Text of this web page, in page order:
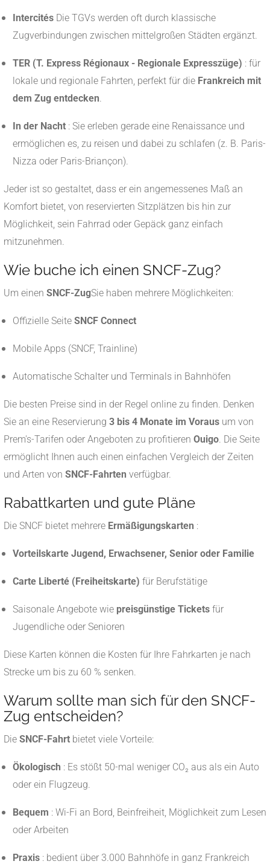
Intercités Die TGVs werden oft durch klassische
Zugverbindungen zwischen mittelgroßen Städten ergänzt.
TER (T. Express Régionaux - Regionale Expresszüge) : für
lokale und regionale Fahrten, perfekt für die Frankreich mit
dem Zug entdecken.
In der Nacht : Sie erleben gerade eine Renaissance und
ermöglichen es, zu reisen und dabei zu schlafen (z. B. Paris-
Nizza oder Paris-Briançon).
Jeder ist so gestaltet, dass er ein angemessenes Maß an
Komfort bietet, von reservierten Sitzplätzen bis hin zur
Möglichkeit, sein Fahrrad oder Gepäck ganz einfach
mitzunehmen.
Wie buche ich einen SNCF-Zug?
Um einen SNCF-ZugSie haben mehrere Möglichkeiten:
Offizielle Seite SNCF Connect
Mobile Apps (SNCF, Trainline)
Automatische Schalter und Terminals in Bahnhöfen
Die besten Preise sind in der Regel online zu finden. Denken
Sie an eine Reservierung 3 bis 4 Monate im Voraus um von
Prem's-Tarifen oder Angeboten zu profitieren Ouigo. Die Seite
ermöglicht Ihnen auch einen einfachen Vergleich der Zeiten
und Arten von SNCF-Fahrten verfügbar.
Rabattkarten und gute Pläne
Die SNCF bietet mehrere Ermäßigungskarten :
Vorteilskarte Jugend, Erwachsener, Senior oder Familie
Carte Liberté (Freiheitskarte) für Berufstätige
Saisonale Angebote wie preisgünstige Tickets für
Jugendliche oder Senioren
Diese Karten können die Kosten für Ihre Fahrkarten je nach
Strecke um bis zu 60 % senken.
Warum sollte man sich für den SNCF-
Zug entscheiden?
Die SNCF-Fahrt bietet viele Vorteile:
Ökologisch : Es stößt 50-mal weniger CO₂ aus als ein Auto
oder ein Flugzeug.
Bequem : Wi-Fi an Bord, Beinfreiheit, Möglichkeit zum Lesen
oder Arbeiten
Praxis : bedient über 3.000 Bahnhöfe in ganz Frankreich